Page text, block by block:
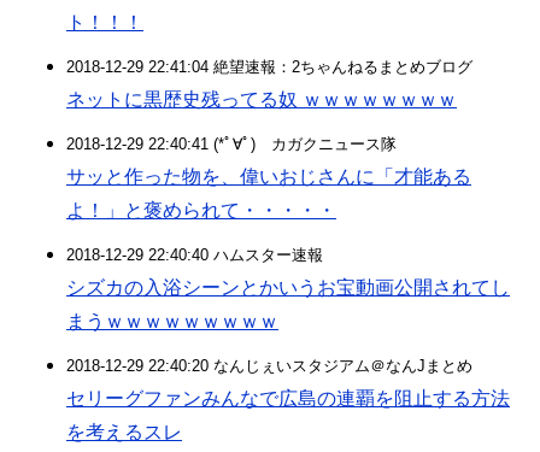
ト！！！
2018-12-29 22:41:04 絶望速報：2ちゃんねるまとめブログ
ネットに黒歴史残ってる奴 ｗｗｗｗｗｗｗｗ
2018-12-29 22:40:41 (*ﾟ∀ﾟ)ゞカガクニュース隊
サッと作った物を、偉いおじさんに「才能ある
よ！」と褒められて・・・・・
2018-12-29 22:40:40 ハムスター速報
シズカの入浴シーンとかいうお宝動画公開されてし
まうｗｗｗｗｗｗｗｗｗ
2018-12-29 22:40:20 なんじぇいスタジアム＠なんJまとめ
セリーグファンみんなで広島の連覇を阻止する方法
を考えるスレ